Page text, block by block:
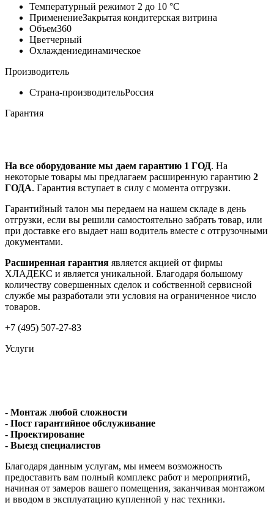
Температурный режимот 2 до 10 °С
ПрименениеЗакрытая кондитерская витрина
Объем360
Цветчерный
Охлаждениединамическое
Производитель
Страна-производительРоссия
Гарантия
На все оборудование мы даем гарантию 1 ГОД. На
некоторые товары мы предлагаем расширенную гарантию 2
ГОДА. Гарантия вступает в силу с момента отгрузки.
Гарантийный талон мы передаем на нашем складе в день
отгрузки, если вы решили самостоятельно забрать товар, или
при доставке его выдает наш водитель вместе с отгрузочными
документами.
Расширенная гарантия является акцией от фирмы
ХЛАДЕКС и является уникальной. Благодаря большому
количеству совершенных сделок и собственной сервисной
службе мы разработали эти условия на ограниченное число
товаров.
+7 (495) 507-27-83
Услуги
- Монтаж любой сложности
- Пост гарантийное обслуживание
- Проектирование
- Выезд специалистов
Благодаря данным услугам, мы имеем возможность
предоставить вам полный комплекс работ и мероприятий,
начиная от замеров вашего помещения, заканчивая монтажом
и вводом в эксплуатацию купленной у нас техники.